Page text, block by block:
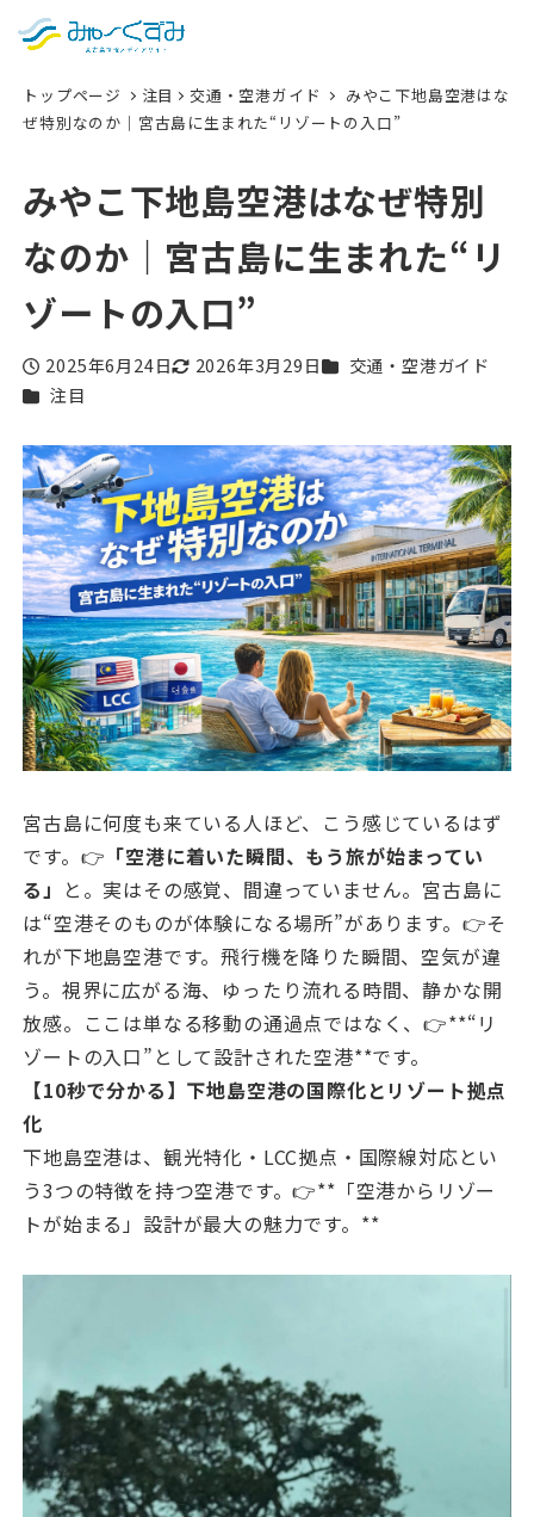
한국어
検索
トップページ 注目 交通・空港ガイド
みやこ下地島空港はな
ぜ特別なのか｜宮古島に生まれた“リゾートの入口”
みやこ下地島空港はなぜ特別
なのか｜宮古島に生まれた“リ
ゾートの入口”
投稿日
2025年6月24日
更新日
2026年3月29日カテゴリー
交通・空港ガイド
カテゴリー
注目
宮古島に何度も来ている人ほど、こう感じているはず
です。👉 「空港に着いた瞬間、もう旅が始まってい
る」 と。実はその感覚、間違っていません。宮古島に
は“空港そのものが体験になる場所”があります。👉そ
れが下地島空港です。飛行機を降りた瞬間、空気が違
う。視界に広がる海、ゆったり流れる時間、静かな開
放感。ここは単なる移動の通過点ではなく、👉**“リ
ゾートの入口”として設計された空港**です。
【10秒で分かる】下地島空港の国際化とリゾート拠点
化
下地島空港は、観光特化・LCC拠点・国際線対応とい
う3つの特徴を持つ空港です。👉**「空港からリゾー
トが始まる」設計が最大の魅力です。**